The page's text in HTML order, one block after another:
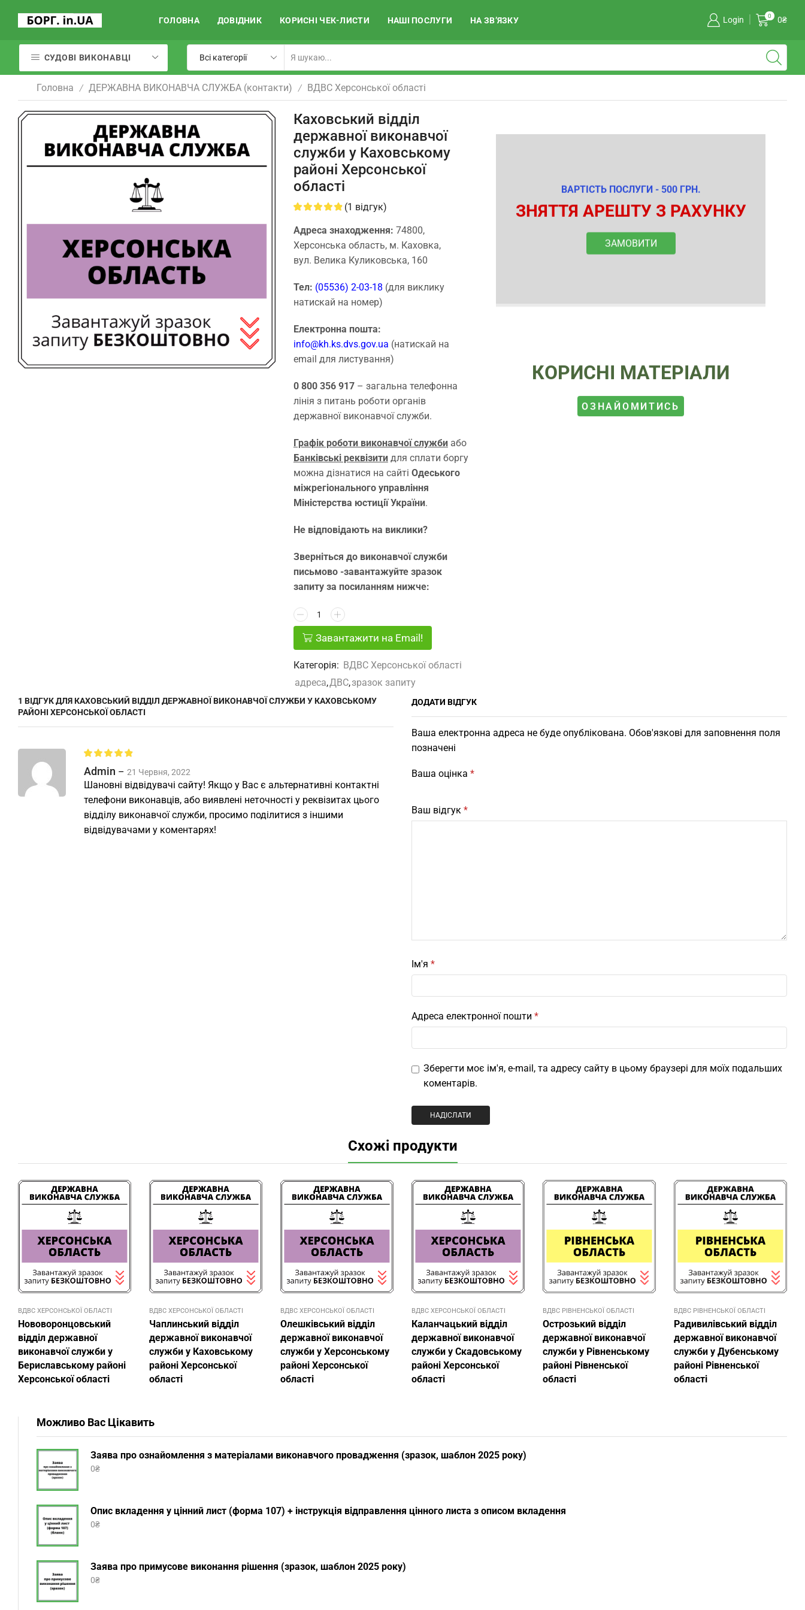
ГОЛОВНА ДОВІДНИК КОРИСНІ ЧЕК-ЛИСТИ НАШІ ПОСЛУГИ НА ЗВ’ЯЗКУ Login 0 0₴
СУДОВІ ВИКОНАВЦІ
Головна / ДЕРЖАВНА ВИКОНАВЧА СЛУЖБА (контакти) / ВДВС Херсонської області
Каховський відділ
державної виконавчої
служби у Каховському
районі Херсонської
області
(1 відгук)
Адреса знаходження: 74800,
Херсонська область, м. Каховка,
вул. Велика Куликовська, 160
Тел: (05536) 2-03-18(для виклику
натискай на номер)
Електронна пошта:
info@kh.ks.dvs.gov.ua (натискай на
email для листування)
0 800 356 917– загальна телефонна
лінія з питань роботи органів
державної виконавчої служби.
Графік роботи виконавчої службиабо
Банківські реквізитидля сплати боргу
можна дізнатися на сайті Одеського
міжрегіонального управління
Міністерства юстиції України.
Не відповідають на виклики?
Зверніться до виконавчої служби
письмово -завантажуйте зразок
запиту за посиланням нижче:
Завантажити на Email!
Категорія: ВДВС Херсонської області
адреса,ДВС,зразок запиту
ВАРТІСТЬ ПОСЛУГИ - 500 ГРН.
ЗНЯТТЯ АРЕШТУ З РАХУНКУ
ЗАМОВИТИ
КОРИСНІ МАТЕРІАЛИ
ОЗНАЙОМИТИСЬ
1 ВІДГУК ДЛЯКАХОВСЬКИЙ ВІДДІЛ ДЕРЖАВНОЇ ВИКОНАВЧОЇ СЛУЖБИ У КАХОВСЬКОМУ
РАЙОНІ ХЕРСОНСЬКОЇ ОБЛАСТІ
Admin – 21 Червня, 2022
Шановні відвідувачі сайту! Якщо у Вас є альтернативні контактні
телефони виконавців, або виявлені неточності у реквізитах цього
відділу виконавчої служби, просимо поділитися з іншими
відвідувачами у коментарях!
ДОДАТИ ВІДГУК
Ваша електронна адреса не буде опублікована. Обов'язкові для заповнення поля
позначені
Ваша оцінка *
Ваш відгук *
Ім'я *
Адреса електронної пошти *
Зберегти моє ім'я, e-mail, та адресу сайту в цьому браузері для моїх подальших
коментарів.
Схожі продукти
ВДВС ХЕРСОНСЬКОЇ ОБЛАСТІ
Нововоронцовський
відділ державної
виконавчої служби у
Бериславському районі
Херсонської області
ВДВС ХЕРСОНСЬКОЇ ОБЛАСТІ
Чаплинський відділ
державної виконавчої
служби у Каховському
районі Херсонської
області
ВДВС ХЕРСОНСЬКОЇ ОБЛАСТІ
Олешківський відділ
державної виконавчої
служби у Херсонському
районі Херсонської
області
ВДВС ХЕРСОНСЬКОЇ ОБЛАСТІ
Каланчацький відділ
державної виконавчої
служби у Скадовському
районі Херсонської
області
ВДВС РІВНЕНСЬКОЇ ОБЛАСТІ
Острозький відділ
державної виконавчої
служби у Рівненському
районі Рівненської
області
ВДВС РІВНЕНСЬКОЇ ОБЛАСТІ
Радивилівський відділ
державної виконавчої
служби у Дубенському
районі Рівненської
області
Можливо Вас Цікавить
Заява про ознайомлення з матеріалами виконавчого провадження (зразок, шаблон 2025 року)
0₴
Опис вкладення у цінний лист (форма 107) + інструкція відправлення цінного листа з описом вкладення
0₴
Заява про примусове виконання рішення (зразок, шаблон 2025 року)
0₴